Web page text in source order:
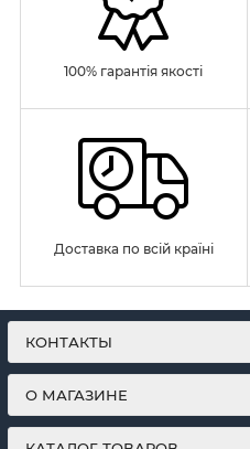
100% гарантія якості
Доставка по всій країні
КОНТАКТЫ
О МАГАЗИНЕ